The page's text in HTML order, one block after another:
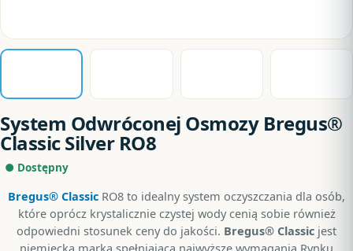
System Odwróconej Osmozy Bregus®
Classic Silver RO8
● Dostępny
Bregus® Classic RO8 to idealny system oczyszczania dla osób,
które oprócz krystalicznie czystej wody cenią sobie również
odpowiedni stosunek ceny do jakości. Bregus® Classic jest
niemiecką marką spełniającą najwyższe wymagania Rynku